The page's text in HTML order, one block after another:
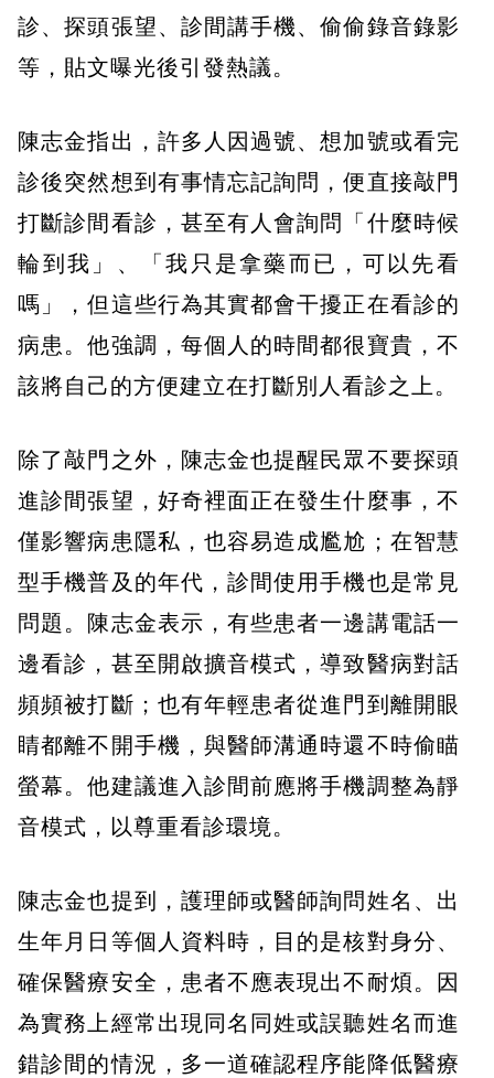
診、探頭張望、診間講手機、偷偷錄音錄影
等，貼文曝光後引發熱議。
陳志金指出，許多人因過號、想加號或看完
診後突然想到有事情忘記詢問，便直接敲門
打斷診間看診，甚至有人會詢問「什麼時候
輪到我」、「我只是拿藥而已，可以先看
嗎」，但這些行為其實都會干擾正在看診的
病患。他強調，每個人的時間都很寶貴，不
該將自己的方便建立在打斷別人看診之上。
除了敲門之外，陳志金也提醒民眾不要探頭
進診間張望，好奇裡面正在發生什麼事，不
僅影響病患隱私，也容易造成尷尬；在智慧
型手機普及的年代，診間使用手機也是常見
問題。陳志金表示，有些患者一邊講電話一
邊看診，甚至開啟擴音模式，導致醫病對話
頻頻被打斷；也有年輕患者從進門到離開眼
睛都離不開手機，與醫師溝通時還不時偷瞄
螢幕。他建議進入診間前應將手機調整為靜
音模式，以尊重看診環境。
陳志金也提到，護理師或醫師詢問姓名、出
生年月日等個人資料時，目的是核對身分、
確保醫療安全，患者不應表現出不耐煩。因
為實務上經常出現同名同姓或誤聽姓名而進
錯診間的情況，多一道確認程序能降低醫療